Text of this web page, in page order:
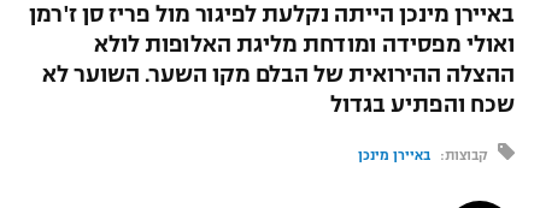
לוח שידורים
ברחבה
הפועל חיפה
הפועל באר שבע
ליגה סינית
ליגה ברזילאית
ליגות נוספות
אגרוף
ספורט אולימפי
באיירן מינכן הייתה נקלעת לפיגור מול פריז סן ז'רמן
ואולי מפסידה ומודחת מליגת האלופות לולא
ההצלה ההירואית של הבלם מקו השער. השוער לא
שכח והפתיע בגדול
קבוצות: באיירן מינכן